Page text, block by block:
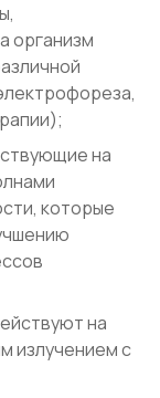
организм
на
которые
на
излучением с